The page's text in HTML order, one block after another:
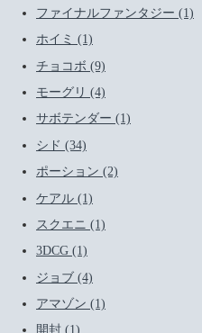
ファイナルファンタジー (1)
ホイミ (1)
チョコボ (9)
モーグリ (4)
サボテンダー (1)
シド (34)
ポーション (2)
ケアル (1)
スクエニ (1)
3DCG (1)
ジョブ (4)
アマゾン (1)
開封 (1)